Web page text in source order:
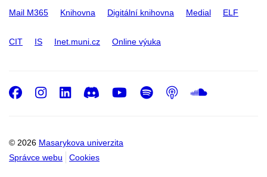
Mail M365 Knihovna Digitální knihovna Medial ELF
CIT IS Inet.muni.cz Online výuka
© 2026 Masarykova univerzita
Správce webu
Cookies
Facebook
Instagram
LinkedIn
DiscordYoutube
Spotify
Podcast